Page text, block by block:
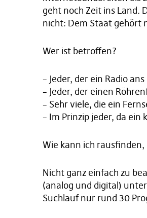
geht noch Zeit ins Land.
nicht: Dem Staat gehört
Wer ist betroffen?
– Jeder, der ein Radio
– Jeder, der einen
– Sehr viele, die ein
– Im Prinzip jeder, da
Wie kann ich rausfinden,
Nicht ganz einfach zu
(analog und digital)
Suchlauf nur rund 30